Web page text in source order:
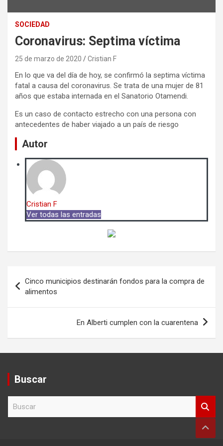
SOCIEDAD
Coronavirus: Septima víctima
25 de marzo de 2020 Cristian F
En lo que va del día de hoy, se confirmó la septima víctima
fatal a causa del coronavirus. Se trata de una mujer de 81
años que estaba internada en el Sanatorio Otamendi.
Es un caso de contacto estrecho con una persona con
antecedentes de haber viajado a un país de riesgo
Autor
Cristian F
Ver todas las entradas
de
entradas
Cinco municipios destinarán fondos para la compra de
alimentos
En Alberti cumplen con la cuarentena
Buscar